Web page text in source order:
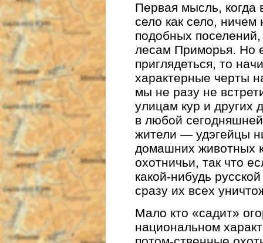
Первая мысль,
село как село, ничем
подобных
лесам Приморья. Но
приглядеться, то
характерные черты
мы не разу не
улицам кур и других
в любой
жители — удэгейцы
домашних животных
охотничьи, так что
какой-нибудь
сразу их всех
Мало кто «садит»
национальном